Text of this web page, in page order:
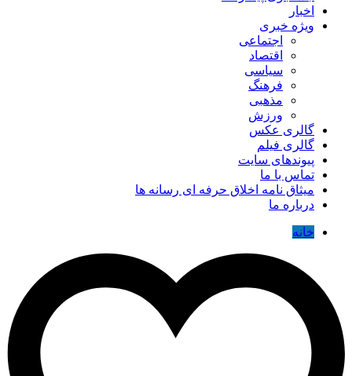
اخبار
ویژه خبری
اجتماعی
اقتصاد
سیاسی
فرهنگ
مذهبی
ورزش
گالری عکس
گالری فیلم
پیوندهای سایت
تماس با ما
میثاق نامه اخلاق حرفه ای رسانه ها
درباره ما
خانه